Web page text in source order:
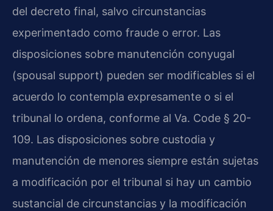
del decreto final, salvo circunstancias
experimentado como fraude o error. Las
disposiciones sobre manutención conyugal
(spousal support) pueden ser modificables si el
acuerdo lo contempla expresamente o si el
tribunal lo ordena, conforme al Va. Code § 20-
109. Las disposiciones sobre custodia y
manutención de menores siempre están sujetas
a modificación por el tribunal si hay un cambio
sustancial de circunstancias y la modificación